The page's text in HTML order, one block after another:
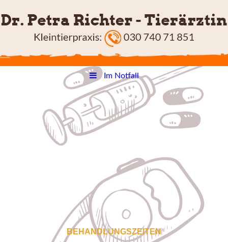
Im Notfall
BEHANDLUNGSZEITEN